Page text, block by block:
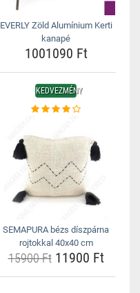
EVERLY Zöld Alumínium Kerti
kanapé
1001090 Ft
KEDVEZMÉNY
SEMAPURA bézs díszpárna
rojtokkal 40x40 cm
15900 Ft11900 Ft